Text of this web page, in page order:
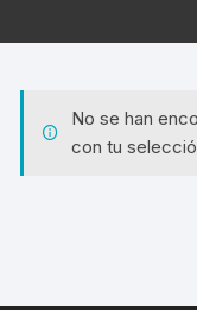
No se han
con tu